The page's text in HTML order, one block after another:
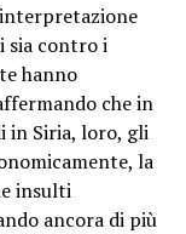
sia contro i
hanno
che in
in Siria, loro, gli
la
insulti
ancora di più